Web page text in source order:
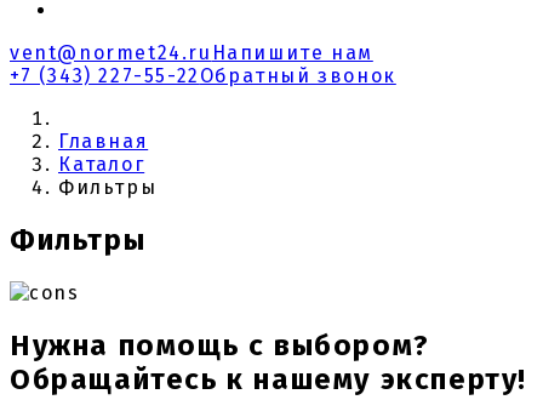
vent@normet24.ru Напишите нам
+7 (343) 227-55-22 Обратный звонок
Главная
Каталог
Фильтры
Фильтры
Нужна помощь с выбором?
Обращайтесь к нашему эксперту!